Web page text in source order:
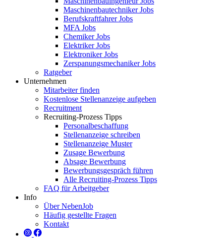
Maschinenbautechniker Jobs
Berufskraftfahrer Jobs
MFA Jobs
Chemiker Jobs
Elektriker Jobs
Elektroniker Jobs
Zerspanungsmechaniker Jobs
Ratgeber
Unternehmen
Mitarbeiter finden
Kostenlose Stellenanzeige aufgeben
Recruitment
Recruiting-Prozess Tipps
Personalbeschaffung
Stellenanzeige schreiben
Stellenanzeige Muster
Zusage Bewerbung
Absage Bewerbung
Bewerbungsgespräch führen
Alle Recruiting-Prozess Tipps
FAQ für Arbeitgeber
Info
Über NebenJob
Häufig gestellte Fragen
Kontakt